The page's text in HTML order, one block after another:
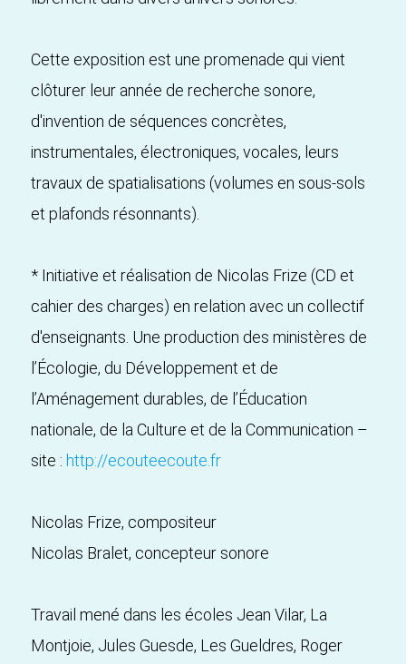
Cette exposition est une promenade qui vient
clôturer leur année de recherche sonore,
d'invention de séquences concrètes,
instrumentales, électroniques, vocales, leurs
travaux de spatialisations (volumes en sous-sols
et plafonds résonnants).
* Initiative et réalisation de Nicolas Frize (CD et
cahier des charges) en relation avec un collectif
d'enseignants. Une production des ministères de
l’Écologie, du Développement et de
l’Aménagement durables, de l’Éducation
nationale, de la Culture et de la Communication –
site : http://ecouteecoute.fr
Nicolas Frize, compositeur
Nicolas Bralet, concepteur sonore
Travail mené dans les écoles Jean Vilar, La
Montjoie, Jules Guesde, Les Gueldres, Roger